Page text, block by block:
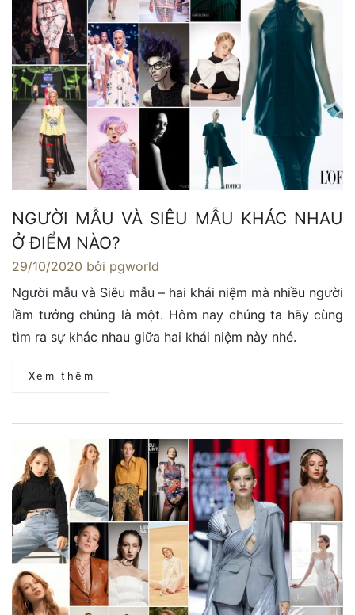
NGƯỜI MẪU VÀ SIÊU MẪU KHÁC NHAU
Ở ĐIỂM NÀO?
29/10/2020 bởi pgworld
Người mẫu và Siêu mẫu – hai khái niệm mà nhiều người
lầm tưởng chúng là một. Hôm nay chúng ta hãy cùng
tìm ra sự khác nhau giữa hai khái niệm này nhé.
Xem thêm